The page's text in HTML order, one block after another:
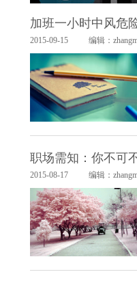
加班一小时中风危
2015-09-15 编辑：
职场需知：你不可
2015-08-17 编辑：